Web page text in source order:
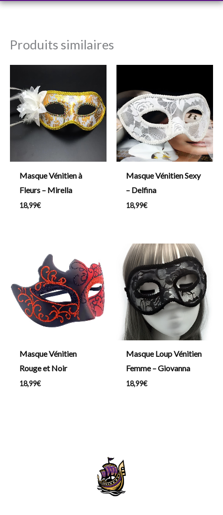
Produits similaires
Masque Vénitien à
Fleurs – Mirella
18,99€
Masque Vénitien Sexy
– Delfina
18,99€
Masque Vénitien
Rouge et Noir
18,99€
Masque Loup Vénitien
Femme – Giovanna
18,99€